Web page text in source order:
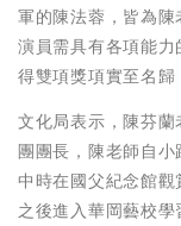
軍的陳法蓉，皆為
演員需具有各項能
得雙項獎項實至名歸
文化局表示，陳芬
團團長，陳老師自
中時在國父紀念館觀
之後進入華岡藝校